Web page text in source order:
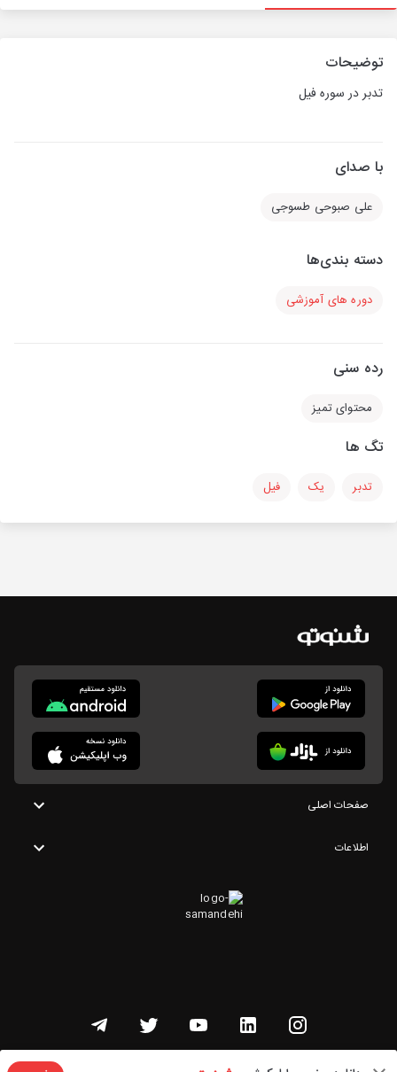
توضیحات
تدبر در سوره فیل
با صدای
علی صبوحی طسوجی
دسته بندی‌ها
دوره های آموزشی
رده سنی
محتوای تمیز
تگ ها
تدبر یک فیل
صفحات اصلی
اطلاعات
تمامی حقوق این وبسایت متعلق به شنوتو است